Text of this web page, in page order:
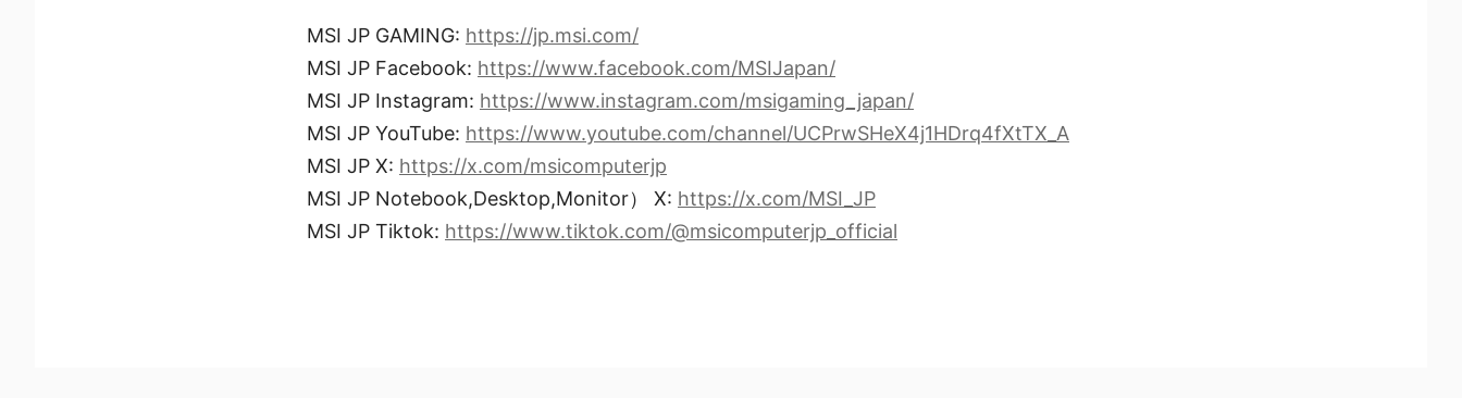
MSI JP GAMING: https://jp.msi.com/
MSI JP Facebook: https://www.facebook.com/MSIJapan/
MSI JP Instagram: https://www.instagram.com/msigaming_japan/
MSI JP YouTube: https://www.youtube.com/channel/UCPrwSHeX4j1HDrq4fXtTX_A
MSI JP X: https://x.com/msicomputerjp
MSI JP Notebook,Desktop,Monitor） X: https://x.com/MSI_JP
MSI JP Tiktok: https://www.tiktok.com/@msicomputerjp_official